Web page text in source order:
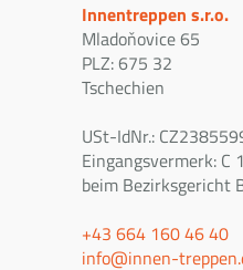
Innentreppen s.r.o.
Mladoňovice 65
PLZ: 675 32
Tschechien
USt-IdNr.:
Eingangsvermerk: C
beim Bezirksgericht
+43 664 160 46 40
info@innen-